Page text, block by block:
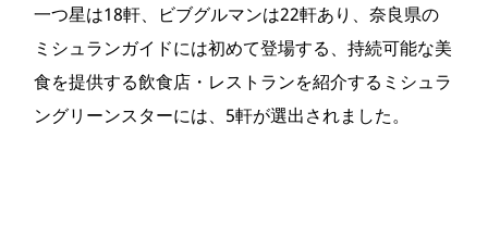
一つ星は18軒、ビブグルマンは22軒あり、奈良県の
ミシュランガイドには初めて登場する、持続可能な美
食を提供する飲食店・レストランを紹介するミシュラ
ングリーンスターには、5軒が選出されました。